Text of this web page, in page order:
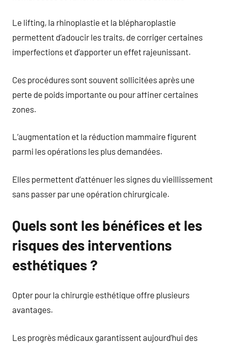
Le lifting, la rhinoplastie et la blépharoplastie
permettent d’adoucir les traits, de corriger certaines
imperfections et d’apporter un effet rajeunissant.
Ces procédures sont souvent sollicitées après une
perte de poids importante ou pour affiner certaines
zones.
L’augmentation et la réduction mammaire figurent
parmi les opérations les plus demandées.
Elles permettent d’atténuer les signes du vieillissement
sans passer par une opération chirurgicale.
Quels sont les bénéfices et les
risques des interventions
esthétiques ?
Opter pour la chirurgie esthétique offre plusieurs
avantages.
Les progrès médicaux garantissent aujourd’hui des